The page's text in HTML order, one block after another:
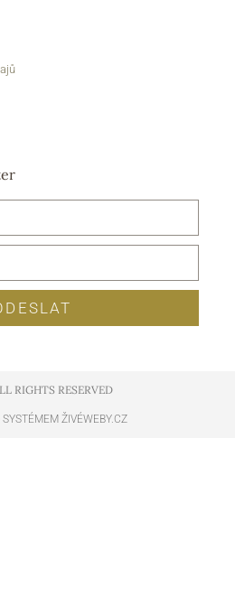
RIGHTS RESERVED​
ŽIVÉWEBY.CZ